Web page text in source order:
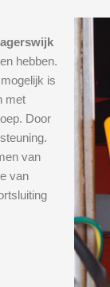
hebben.
is
met
Door
van
van